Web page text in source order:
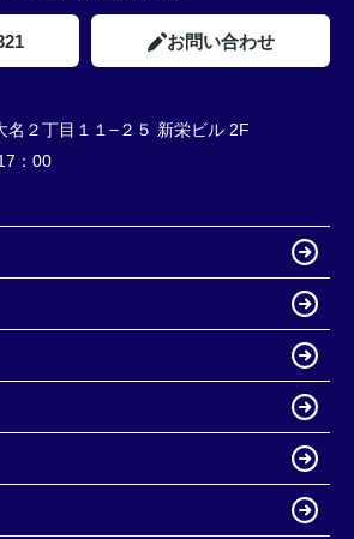
お問い合わせ
名２丁目１１−２５ 新栄ビル 2F
：00